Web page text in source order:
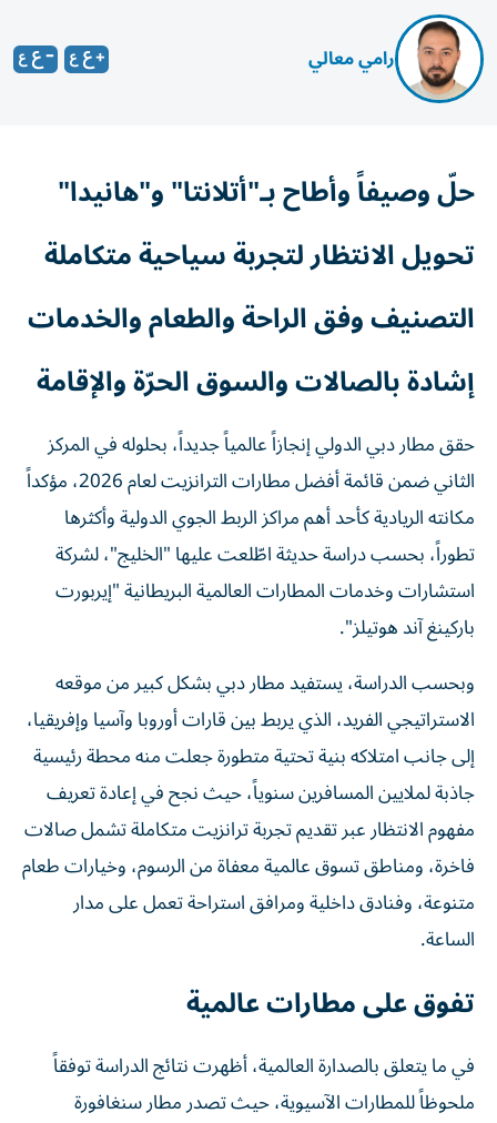
رامي معالي
حلّ وصيفاً وأطاح بـ"أتلانتا" و"هانيدا"
تحويل الانتظار لتجربة سياحية متكاملة
التصنيف وفق الراحة والطعام والخدمات
إشادة بالصالات والسوق الحرّة والإقامة
حقق مطار دبي الدولي إنجازاً عالمياً جديداً، بحلوله في المركز
الثاني ضمن قائمة أفضل مطارات الترانزيت لعام 2026، مؤكداً
مكانته الريادية كأحد أهم مراكز الربط الجوي الدولية وأكثرها
تطوراً، بحسب دراسة حديثة اطّلعت عليها "الخليج"، لشركة
استشارات وخدمات المطارات العالمية البريطانية "إيربورت
باركينغ آند هوتيلز".
وبحسب الدراسة، يستفيد مطار دبي بشكل كبير من موقعه
الاستراتيجي الفريد، الذي يربط بين قارات أوروبا وآسيا وإفريقيا،
إلى جانب امتلاكه بنية تحتية متطورة جعلت منه محطة رئيسية
جاذبة لملايين المسافرين سنوياً، حيث نجح في إعادة تعريف
مفهوم الانتظار عبر تقديم تجربة ترانزيت متكاملة تشمل صالات
فاخرة، ومناطق تسوق عالمية معفاة من الرسوم، وخيارات طعام
متنوعة، وفنادق داخلية ومرافق استراحة تعمل على مدار
الساعة.
تفوق على مطارات عالمية
في ما يتعلق بالصدارة العالمية، أظهرت نتائج الدراسة توفقاً
ملحوظاً للمطارات الآسيوية، حيث تصدر مطار سنغافورة